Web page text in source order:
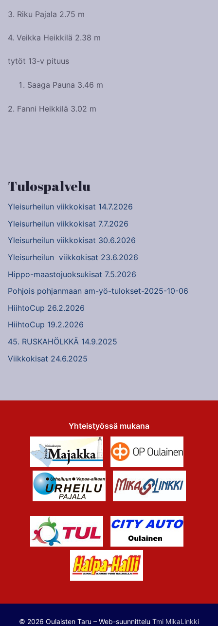
3. Riku Pajala 2.75 m
4. Veikka Heikkilä 2.38 m
tytöt 13-v pituus
Saaga Pauna 3.46 m
2. Fanni Heikkilä 3.02 m
Tulospalvelu
Yleisurheilun viikkokisat 14.7.2026
Yleisurheilun viikkokisat 7.7.2026
Yleisurheilun viikkokisat 30.6.2026
Yleisurheilun viikkokisat 23.6.2026
Hippo-maastojuoksukisat 7.5.2026
Pohjois pohjanmaan am-yö-tulokset-2025-10-06
HiihtoCup 26.2.2026
HiihtoCup 19.2.2026
45. RUSKAHÖLKKÄ 14.9.2025
Viikkokisat 24.6.2025
Yhteistyössä mukana
© 2026 Oulaisten Taru – Web-suunnittelu Tmi MikaLinkki